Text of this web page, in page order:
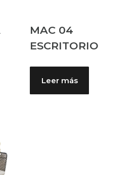
MAC 04
ESCRITORIO
Leer más